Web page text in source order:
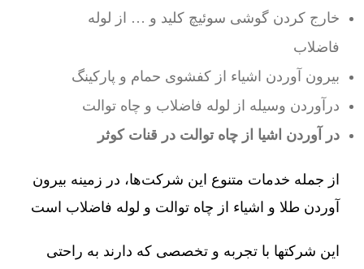
خارج کردن گوشی سوئیچ کلید و … از لوله
فاضلاب
بیرون آوردن اشیاء از کفشوی حمام و پارکینگ
درآوردن وسیله از لوله فاضلاب و چاه توالت
در آوردن اشیا از چاه توالت در قنات کوثر
از جمله خدمات متنوع این شرکت‌ها، در زمینه بیرون
آوردن طلا و اشیاء از چاه توالت و لوله فاضلاب است
این شرکتها با تجربه و تخصصی که دارند به راحتی